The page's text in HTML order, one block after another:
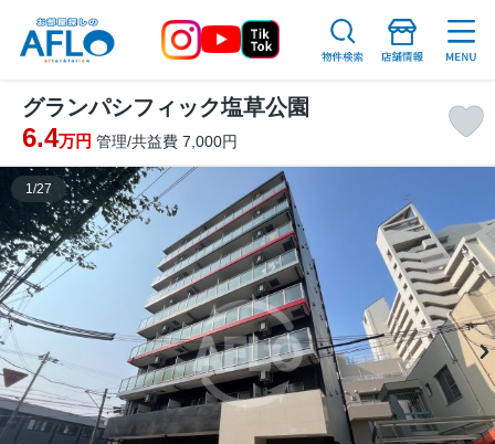
グランパシフィック塩草公園
6.4万円 管理/共益費 7,000円
1 /27